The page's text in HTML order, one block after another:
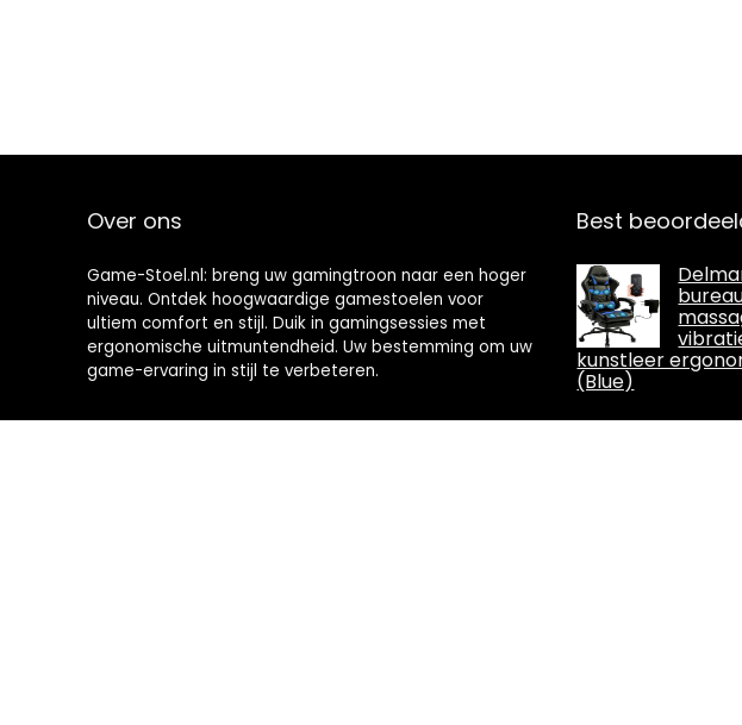
Over ons
Game-Stoel.nl: breng uw gamingtroon naar een hoger
niveau. Ontdek hoogwaardige gamestoelen voor
ultiem comfort en stijl. Duik in gamingsessies met
ergonomische uitmuntendheid. Uw bestemming om uw
game-ervaring in stijl te verbeteren.
Best
kunstleer
(Blue)